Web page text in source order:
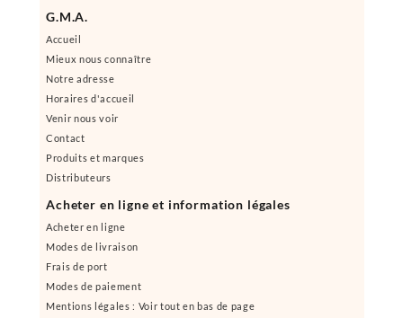
G.M.A.
Accueil
Mieux nous connaître
Notre adresse
Horaires d'accueil
Venir nous voir
Contact
Produits et marques
Distributeurs
Acheter en ligne et information légales
Acheter en ligne
Modes de livraison
Frais de port
Modes de paiement
Mentions légales : Voir tout en bas de page